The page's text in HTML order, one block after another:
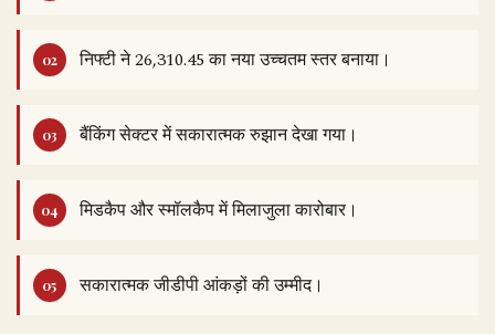
निफ्टी ने 26,310.45 का नया उच्चतम स्तर बनाया।
बैंकिंग सेक्टर में सकारात्मक रुझान देखा गया।
मिडकैप और स्मॉलकैप में मिलाजुला कारोबार।
सकारात्मक जीडीपी आंकड़ों की उम्मीद।